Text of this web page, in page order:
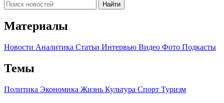
Найти
Материалы
Новости Аналитика Статьи Интервью Видео Фото Подкасты
Темы
Политика Экономика Жизнь Культура Спорт Туризм